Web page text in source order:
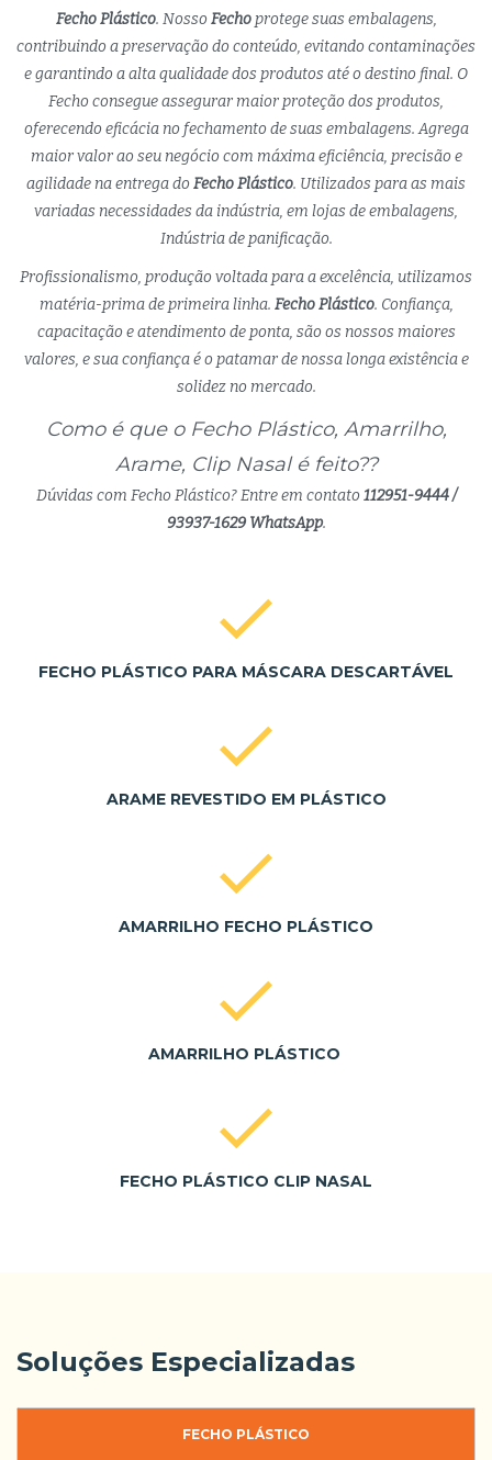
Fecho Plástico. Nosso Fechoprotege suas embalagens,
contribuindo a preservação do conteúdo, evitando contaminações
e garantindo a alta qualidade dos produtos até o destino final. O
Fecho consegue assegurar maior proteção dos produtos,
oferecendo eficácia no fechamento de suas embalagens. Agrega
maior valor ao seu negócio com máxima eficiência, precisão e
agilidade na entrega do Fecho Plástico. Utilizados para as mais
variadas necessidades da indústria, em lojas de embalagens,
Indústria de panificação.
Profissionalismo, produção voltada para a excelência, utilizamos
matéria-prima de primeira linha. Fecho Plástico. Confiança,
capacitação e atendimento de ponta, são os nossos maiores
valores, e sua confiança é o patamar de nossa longa existência e
solidez no mercado.
Como é que o Fecho Plástico, Amarrilho,
Arame, Clip Nasal é feito??
Dúvidas com Fecho Plástico? Entre em contato 112951-9444 /
93937-1629 WhatsApp.
FECHO PLÁSTICO PARA MÁSCARA DESCARTÁVEL
ARAME REVESTIDO EM PLÁSTICO
AMARRILHO FECHO PLÁSTICO
AMARRILHO PLÁSTICO
FECHO PLÁSTICO CLIP NASAL
Soluções Especializadas
FECHO PLÁSTICO